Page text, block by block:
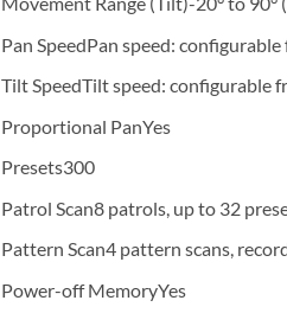
Pan SpeedPan speed: configurable
Tilt SpeedTilt speed: configurable
Proportional PanYes
Presets300
Patrol Scan8 patrols, up to 32
Pattern Scan4 pattern scans,
Power-off MemoryYes